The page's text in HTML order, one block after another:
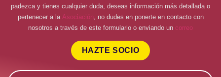
padezca y tienes cualquier duda, deseas información más detallada o
pertenecer a la Asociación, no dudes en ponerte en contacto con
nosotros a través de este formulario o enviando un correo
HAZTE SOCIO